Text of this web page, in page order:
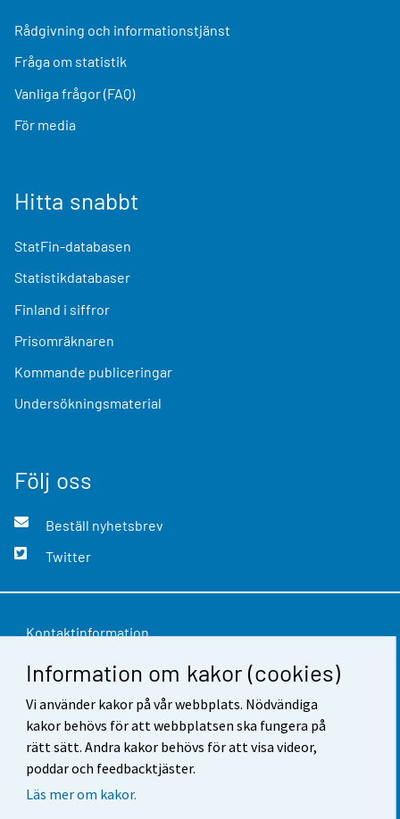
Information om kakor (cookies)
Vi använder kakor på vår webbplats. Nödvändiga
kakor behövs för att webbplatsen ska fungera på
rätt sätt. Andra kakor behövs för att visa videor,
poddar och feedbacktjäster.
Läs mer om kakor.
Rådgivning och informationstjänst
Fråga om statistik
Vanliga frågor (FAQ)
För media
Hitta snabbt
StatFin-databasen
Statistikdatabaser
Finland i siffror
Prisomräknaren
Kommande publiceringar
Undersökningsmaterial
Följ oss
Beställ nyhetsbrev
Twitter
Kontaktinformation
Respons
Användarvillkor
Dataskydd
Tillgänglighet